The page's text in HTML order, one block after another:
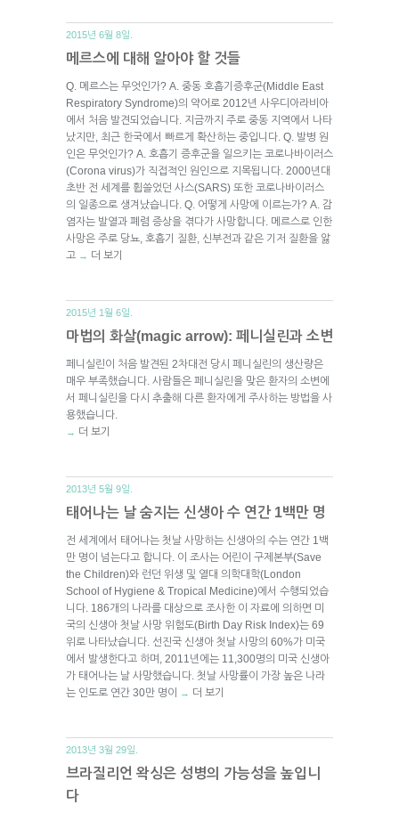
2015년 6월 8일.
메르스에 대해 알아야 할 것들
Q. 메르스는 무엇인가? A. 중동 호흡기증후군(Middle East
Respiratory Syndrome)의 약어로 2012년 사우디아라비아
에서 처음 발견되었습니다. 지금까지 주로 중동 지역에서 나타
났지만, 최근 한국에서 빠르게 확산하는 중입니다. Q. 발병 원
인은 무엇인가? A. 호흡기 증후군을 일으키는 코로나바이러스
(Corona virus)가 직접적인 원인으로 지목됩니다. 2000년대
초반 전 세계를 휩쓸었던 사스(SARS) 또한 코로나바이러스
의 일종으로 생겨났습니다. Q. 어떻게 사망에 이르는가? A. 감
염자는 발열과 폐렴 증상을 겪다가 사망합니다. 메르스로 인한
사망은 주로 당뇨, 호흡기 질환, 신부전과 같은 기저 질환을 앓
고 → 더 보기
2015년 1월 6일.
마법의 화살(magic arrow): 페니실린과 소변
페니실린이 처음 발견된 2차대전 당시 페니실린의 생산량은
매우 부족했습니다. 사람들은 페니실린을 맞은 환자의 소변에
서 페니실린을 다시 추출해 다른 환자에게 주사하는 방법을 사
용했습니다.
→ 더 보기
2013년 5월 9일.
태어나는 날 숨지는 신생아 수 연간 1백만 명
전 세계에서 태어나는 첫날 사망하는 신생아의 수는 연간 1백
만 명이 넘는다고 합니다. 이 조사는 어린이 구제본부(Save
the Children)와 런던 위생 및 열대 의학대학(London
School of Hygiene & Tropical Medicine)에서 수행되었습
니다. 186개의 나라를 대상으로 조사한 이 자료에 의하면 미
국의 신생아 첫날 사망 위험도(Birth Day Risk Index)는 69
위로 나타났습니다. 선진국 신생아 첫날 사망의 60%가 미국
에서 발생한다고 하며, 2011년에는 11,300명의 미국 신생아
가 태어나는 날 사망했습니다. 첫날 사망률이 가장 높은 나라
는 인도로 연간 30만 명이
→ 더 보기
2013년 3월 29일.
브라질리언 왁싱은 성병의 가능성을 높입니
다